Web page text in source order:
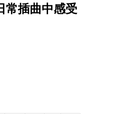
常插曲中感受